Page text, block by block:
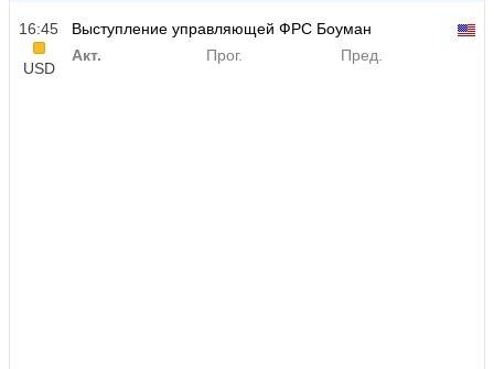
16:45
USD
Выступление управляющей ФРС Боуман
Акт.
Прог. Пред.